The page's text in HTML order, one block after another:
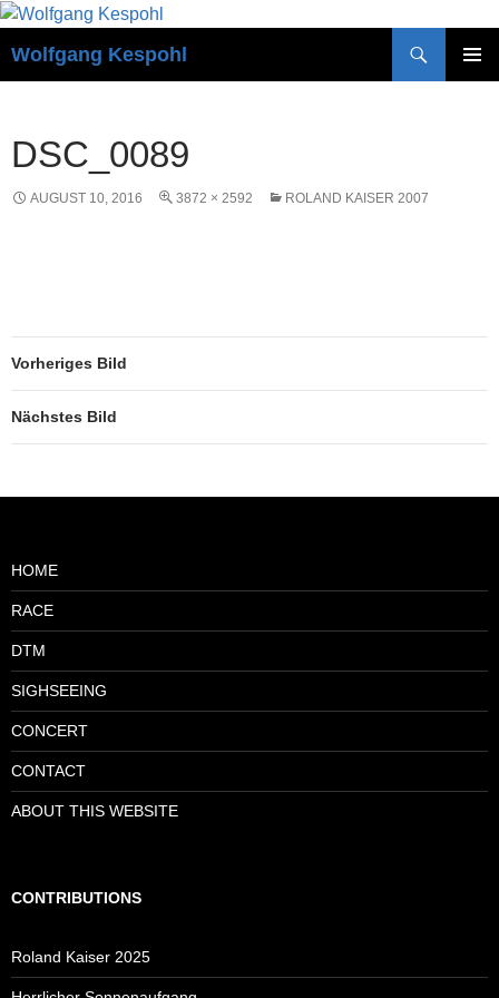
Zum
springen
Wolfgang Kespohl
DSC_0089
AUGUST 10, 2016 3872 × 2592 ROLAND KAISER 2007
Vorheriges Bild
Nächstes Bild
HOME
RACE
DTM
SIGHSEEING
CONCERT
CONTACT
ABOUT THIS WEBSITE
CONTRIBUTIONS
Roland Kaiser 2025